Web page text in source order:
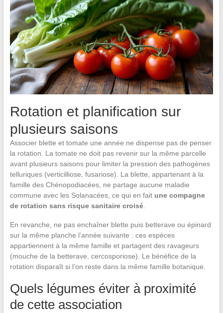
Rotation et planification sur
plusieurs saisons
Associer blette et tomate une année ne dispense pas de penser
la rotation. La tomate ne doit pas revenir sur la même parcelle
avant plusieurs saisons pour limiter la pression des pathogènes
telluriques (verticilliose, fusariose). La blette, appartenant à la
famille des Chénopodiacées, ne partage aucune maladie
commune avec les Solanacées, ce qui en fait une compagne
de rotation sans risque sanitaire croisé.
En revanche, ne pas enchaîner blette puis betterave ou épinard
sur la même planche l’année suivante : ces espèces
appartiennent à la même famille et partagent des ravageurs
(mouche de la betterave, cercosporiose). Le bénéfice de la
rotation disparaît si l’on reste dans la même famille botanique.
Quels légumes éviter à proximité
de cette association